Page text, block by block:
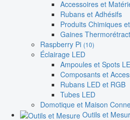
Accessoires et
Rubans et Adhésifs
Produits Chimiques
Gaines
Raspberry Pi (10)
Éclairage LED
Ampoules et Spots
Composants et
Rubans LED et RGB
Tubes LED
Domotique et Maison
Outils et